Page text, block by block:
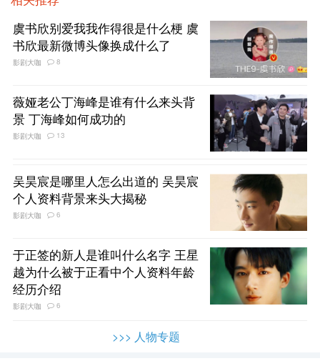
虞书欣别爱我我作得很是什么梗 虞
书欣最新微博头像换成什么了
影剧大咖 8
薇娅老公丁海峰是谁有什么来头背
景 丁海峰如何成功的
影剧大咖 13
吴昊宸是哪里人怎么出道的 吴昊宸
个人资料背景来头大揭秘
影剧大咖 6
于正签的新人是谁叫什么名字 王星
越为什么被于正看中个人资料年龄
经历介绍
影剧大咖 6
>>> 人物专题